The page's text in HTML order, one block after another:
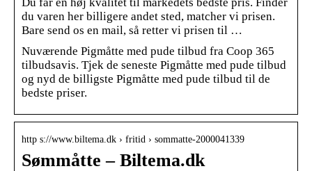
du varen her billigere andet sted, matcher vi prisen.
Bare send os en mail, så retter vi prisen til …
Nuværende Pigmåtte med pude tilbud fra Coop 365
tilbudsavis. Tjek de seneste Pigmåtte med pude tilbud
og nyd de billigste Pigmåtte med pude tilbud til de
bedste priser.
http s://www.biltema.dk › fritid › sommatte-2000041339
Sømmåtte – Biltema.dk